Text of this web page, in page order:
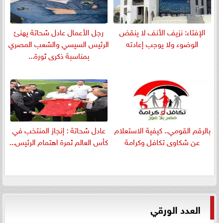
الإفتاء: نزيف الأنف لا ينقض
الوضوء ولا يوجب إعادته
رجل الأعمال عادل شحاتة يهنئ
الرئيس السيسي والشعب المصري
بمناسبة ذكرى ثورة...
بالرقم القومي.. كيفية الاستعلام
عن شكاوى تكافل وكرامة
عادل شحاتة : إنجاز المنتخب في
كأس العالم ثمرة اهتمام الرئيس...
العدد الورقي